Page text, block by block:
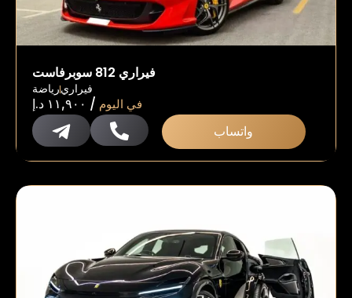
فيراري 812 سوبرفاست
رياضةفيراري
١١,٩٠٠ د.إ / في اليوم
واتساب